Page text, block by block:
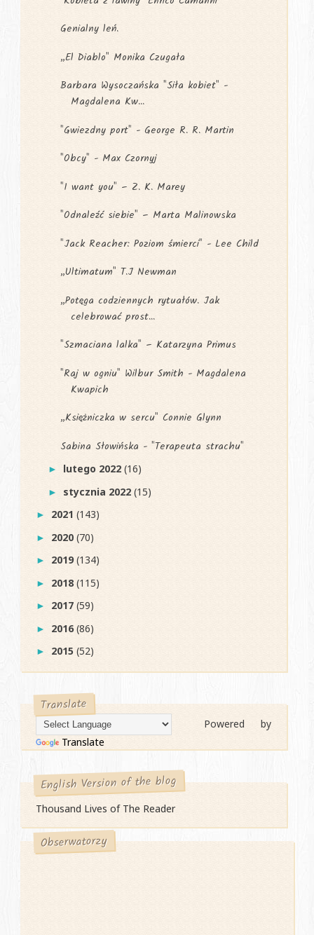
Genialny leń.
„El Diablo" Monika Czugała
Barbara Wysoczańska "Siła kobiet" -
Magdalena Kw...
"Gwiezdny port" - George R. R. Martin
"Obcy" - Max Czornyj
"I want you" – Z. K. Marey
"Odnaleźć siebie" – Marta Malinowska
"Jack Reacher: Poziom śmierci" - Lee Child
„Ultimatum" T.J Newman
„Potęga codziennych rytuałów. Jak
celebrować prost...
"Szmaciana lalka" – Katarzyna Primus
"Raj w ogniu" Wilbur Smith - Magdalena
Kwapich
„Księżniczka w sercu" Connie Glynn
Sabina Słowińska - "Terapeuta strachu"
► lutego 2022(16)
► stycznia 2022(15)
► 2021(143)
► 2020(70)
► 2019(134)
► 2018(115)
► 2017(59)
► 2016(86)
► 2015(52)
Translate
Powered by
Translate
English Version of the blog
Thousand Lives of The Reader
Obserwatorzy